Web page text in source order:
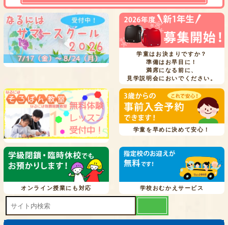
学童はお決まりですか？
準備はお早目に！
満席になる前に、
見学説明会においでください。
学童を早めに決めて安心！
オンライン授業にも対応 学校おむかえサービス